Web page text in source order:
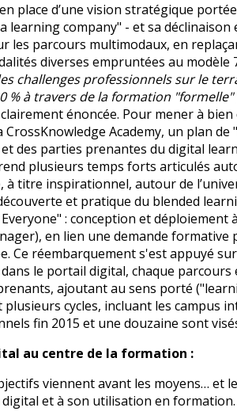
place d’une vision stratégique
learning company" - et sa
les parcours multimodaux, en
diverses empruntées au modèle
challenges professionnels sur le
% à travers de la formation
énoncée. Pour mener à
CrossKnowledge Academy, un plan
des parties prenantes du digital
plusieurs temps forts articulés
à titre inspirationnel, autour de
et pratique du blended
: conception et déploiement
en lien une demande formative
Ce réembarquement s'est appuyé
le portail digital, chaque
ajoutant au sens porté
cycles, incluant les campus
fin 2015 et une douzaine sont
au centre de la formation :
viennent avant les moyens… et
et à son utilisation en formation.